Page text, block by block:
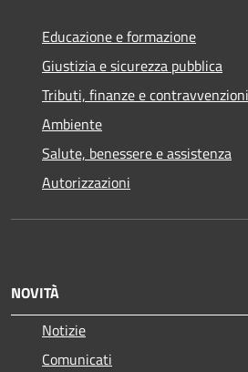
Educazione e formazione
Giustizia e sicurezza pubblica
Tributi, finanze e contravvenzioni
Ambiente
Salute, benessere e assistenza
Autorizzazioni
NOVITÀ
Notizie
Comunicati